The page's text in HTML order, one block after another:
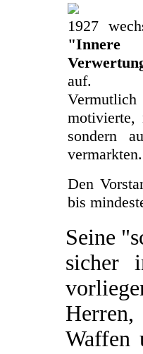
1927
"Innere
auf.
motivierte,
sondern
vermarkten.
Den
bis
Seine
sicher
Waffen